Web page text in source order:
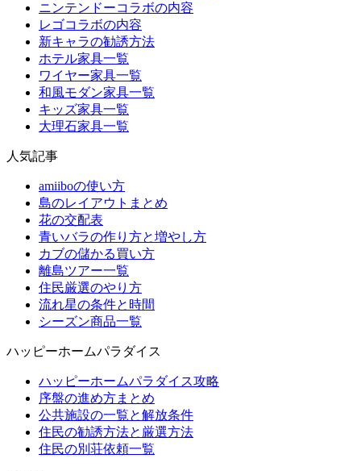
ニンテンドーコラボの内容
レゴコラボの内容
新キャラの勧誘方法
ホテル家具一覧
ワイヤー家具一覧
和風モダン家具一覧
キッズ家具一覧
大理石家具一覧
人気記事
amiiboの使い方
島のレイアウトまとめ
花の交配表
青いバラの作り方と増やし方
カブの儲かる買い方
離島ツアー一覧
住民厳選のやり方
流れ星の条件と時間
シーズン商品一覧
ハッピーホームパラダイス
ハッピーホームパラダイス攻略
序盤の進め方まとめ
公共施設の一覧と解放条件
住民の勧誘方法と厳選方法
住民の別荘依頼一覧